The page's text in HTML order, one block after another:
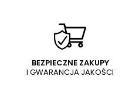
BEZPIECZNE ZAKUPY
I GWARANCJA JAKOŚCI